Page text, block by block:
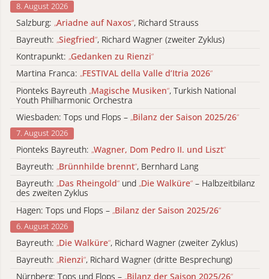
8. August 2026
Salzburg: „Ariadne auf Naxos“, Richard Strauss
Bayreuth: „Siegfried“, Richard Wagner (zweiter Zyklus)
Kontrapunkt: „Gedanken zu Rienzi“
Martina Franca: „FESTIVAL della Valle d’Itria 2026“
Pionteks Bayreuth „Magische Musiken“, Turkish National
Youth Philharmonic Orchestra
Wiesbaden: Tops und Flops – „Bilanz der Saison 2025/26“
7. August 2026
Pionteks Bayreuth: „Wagner, Dom Pedro II. und Liszt“
Bayreuth: „Brünnhilde brennt“, Bernhard Lang
Bayreuth: „Das Rheingold“ und „Die Walküre“ – Halbzeitbilanz
des zweiten Zyklus
Hagen: Tops und Flops – „Bilanz der Saison 2025/26“
6. August 2026
Bayreuth: „Die Walküre“, Richard Wagner (zweiter Zyklus)
Bayreuth: „Rienzi“, Richard Wagner (dritte Besprechung)
Nürnberg: Tops und Flops – „Bilanz der Saison 2025/26“